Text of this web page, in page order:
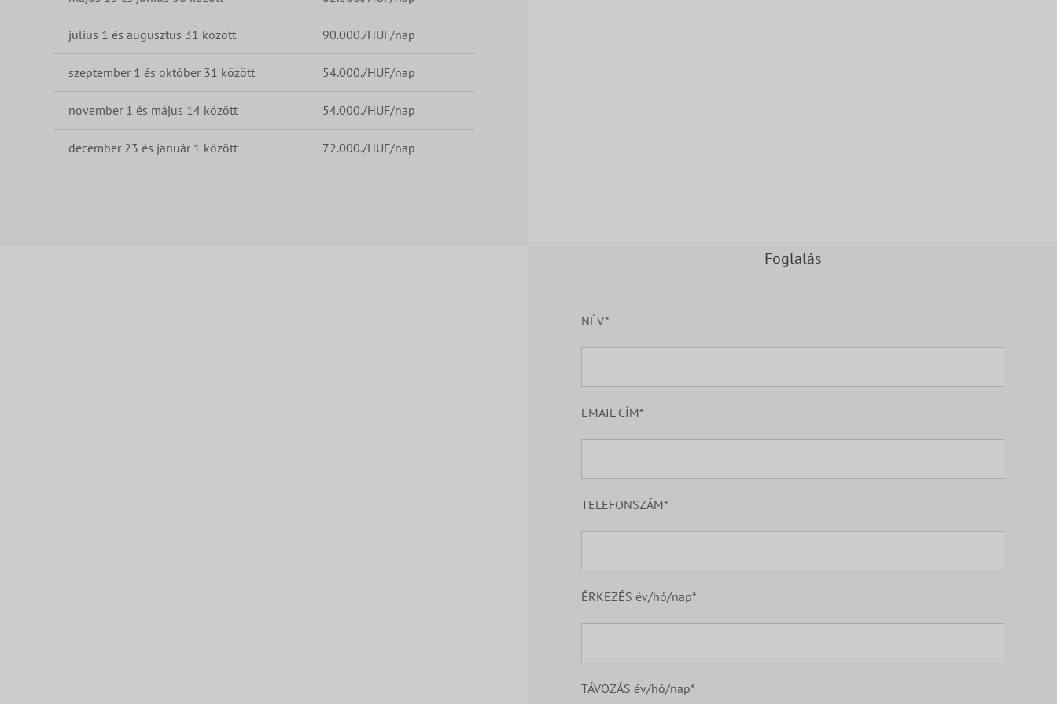
július 1 és augusztus 31 között 90.000./HUF/nap
szeptember 1 és október 31 között 54.000./HUF/nap
november 1 és május 14 között 54.000./HUF/nap
december 23 és január 1 között 72.000./HUF/nap
Foglalás
NÉV*
EMAIL CÍM*
TELEFONSZÁM*
ÉRKEZÉS év/hó/nap*
TÁVOZÁS év/hó/nap*